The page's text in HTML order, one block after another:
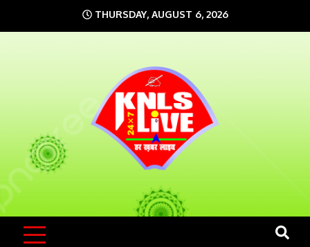
to
THURSDAY, AUGUST 6, 2026
KNLS LIVE
India`s No.1 News Portal